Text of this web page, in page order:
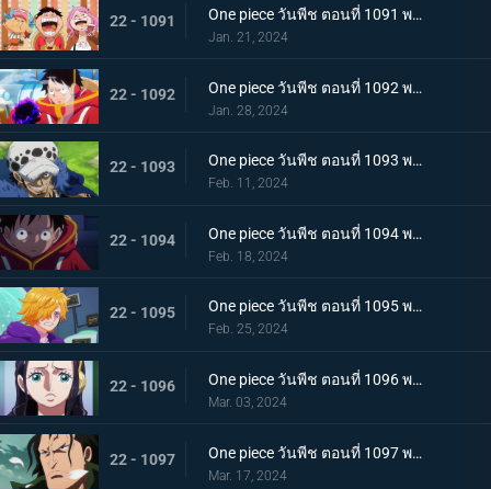
22 - 1091 One piece วันพีช ตอนที่ 1091 พากย์ไทย อัดแน่นไปด้วยอนาคต ผจญภัยในอาณาจักรวิทยาศาสตร์
Jan. 21, 2024
22 - 1092 One piece วันพีช ตอนที่ 1092 พากย์ไทย บอนนี่คร่ำครวญ ความมืดที่ซ่อนอยู่บนเกาะแห่งอนาคต
Jan. 28, 2024
22 - 1093 One piece วันพีช ตอนที่ 1093 พากย์ไทย ผู้ชนะได้ครองทุกอย่าง ลอว์ ปะทะ หนวดดำ
Feb. 11, 2024
22 - 1094 One piece วันพีช ตอนที่ 1094 พากย์ไทย ปริศนาอันลึกลับ โซนวิจัยแห่งเอ็กเฮด
Feb. 18, 2024
22 - 1095 One piece วันพีช ตอนที่ 1095 พากย์ไทย มันสมองของอัจฉริยะ เวก้าพังค์ทั้งหกคน
Feb. 25, 2024
22 - 1096 One piece วันพีช ตอนที่ 1096 พากย์ไทย ประวัติศาสตร์ต้องห้าม สมมติฐานของอาณาจักรแห่งหนึ่ง
Mar. 03, 2024
22 - 1097 One piece วันพีช ตอนที่ 1097 พากย์ไทย เจตจำนงของโอฮารา การวิจัยที่ได้รับสืบทอดมา
Mar. 17, 2024